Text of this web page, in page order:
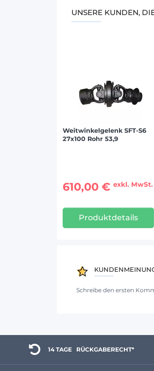
UNSERE KUNDEN,
Weitwinkelgelenk SFT-S6
27x100 Rohr 53,9
610,00 € exkl. MwSt.
Produktdetails
Schreibe den ersten
14 TAGE
  RÜCKGABERECHT*